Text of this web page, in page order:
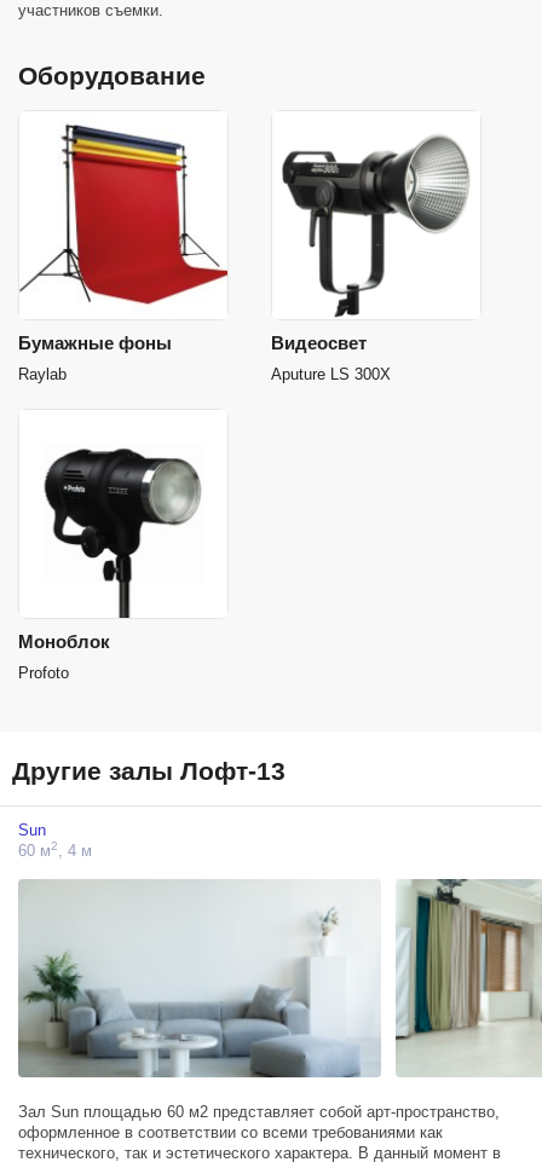
участников съемки.
Оборудование
Бумажные фоны
Raylab
Видеосвет
Aputure LS 300X
Моноблок
Profoto
Другие залы Лофт-13
Sun
60 м2, 4 м
Зал Sun площадью 60 м2 представляет собой арт-пространство,
оформленное в соответствии со всеми требованиями как
технического, так и эстетического характера. В данный момент в